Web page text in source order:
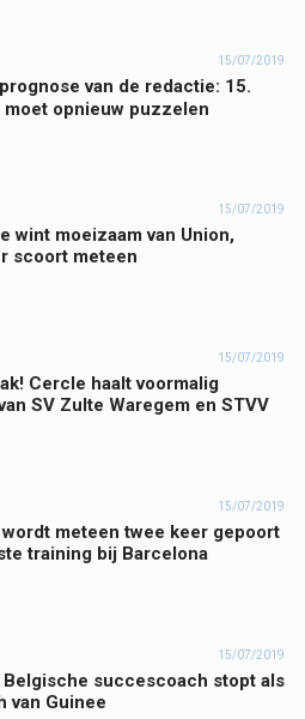
15/07/2019
van de redactie: 15.
moet opnieuw puzzelen
15/07/2019
wint moeizaam van Union,
scoort meteen
15/07/2019
Cercle haalt voormalig
SV Zulte Waregem en STVV
15/07/2019
meteen twee keer gepoort
training bij Barcelona
15/07/2019
Belgische succescoach stopt als
van Guinee